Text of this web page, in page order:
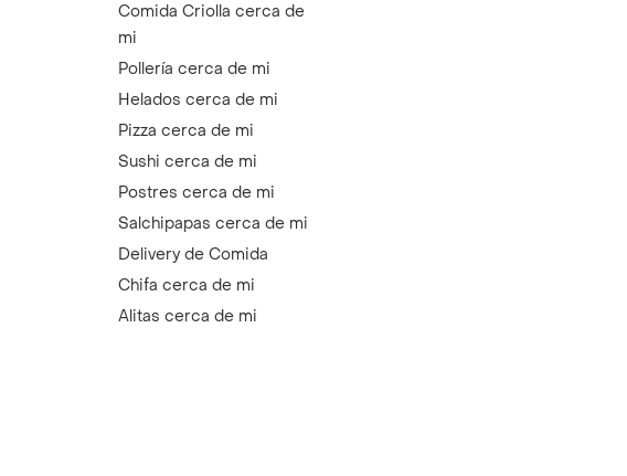
Comida Criolla cerca de
mi
Pollería cerca de mi
Helados cerca de mi
Pizza cerca de mi
Sushi cerca de mi
Postres cerca de mi
Salchipapas cerca de mi
Delivery de Comida
Chifa cerca de mi
Alitas cerca de mi